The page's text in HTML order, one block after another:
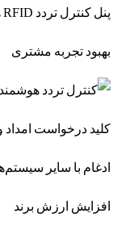
پنل کنترل تردد RFID هوشمندسازی درب اتاق
بهبود تجربه مشتری
کلید درخواست
ادغام با سایر
افزایش ارزش برند